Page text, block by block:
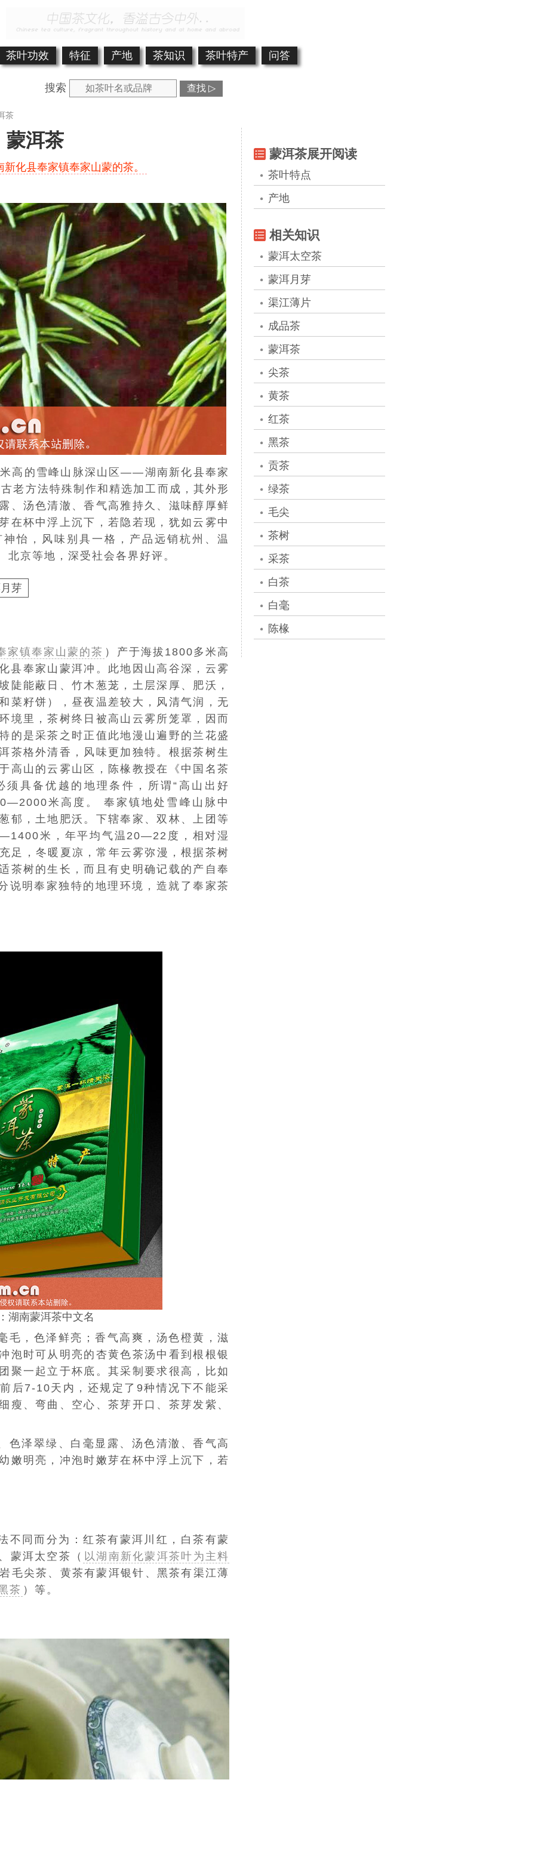
茶叶功效 特征 产地 茶知识 茶叶特产 问答
搜索 查找 ▷
茶
蒙洱茶
化县奉家镇奉家山蒙的茶。
高的雪峰山脉深山区——湖南新化县奉家
老方法特殊制作和精选加工而成，其外形
、汤色清澈、香气高雅持久、滋味醇厚鲜
在杯中浮上沉下，若隐若现，犹如云雾中
怡，风味别具一格，产品远销杭州、温
京等地，深受社会各界好评。
芽
家镇奉家山蒙的茶 ）产于海拔1800多米高
县奉家山 蒙洱冲。此地因山高谷深，云雾
陡能蔽日、竹木葱茏，土层深厚、肥沃，
菜籽饼），昼夜温差较大，风清气润，无
境里，茶树终日被高山云雾所笼罩，因而
的是采茶之时正值此地漫山遍野的兰花盛
茶格外清香，风味更加独特。根据茶树生
高山的云雾山区，
陈椽 教授在《中国名茶
具备优越的地理条件，所谓“高山出好
米高度。 奉家镇地处雪峰山脉中
郁，土地肥沃。下辖奉家、双林、上团等
米，年平均 气温 20—22度，相对湿
足，冬暖夏凉，常年云雾弥漫，根据茶树
茶树的生长，而且有史明确记载的产自奉
说明奉家独特的地理环境，造就了奉家茶
湖南蒙洱茶中文名
毛，色泽鲜亮；香气高爽，汤色橙黄，滋
泡时可从明亮的杏黄色茶汤中看到根根银
聚一起立于杯底。其采制要求很高，比如
后7-10天内，还规定了9种情况下不能采
瘦、弯曲、空心、茶芽开口、茶芽发紫、
色泽翠绿、白毫显露、汤色清澈、香气高
嫩明亮，冲泡时嫩芽在杯中浮上沉下，若
不同而分为：红茶有蒙洱川红， 白茶有蒙
蒙洱太空茶（ 以湖南新化蒙洱茶叶为主料
毛尖茶、黄茶有蒙洱银针 、黑茶有渠江薄
茶 ） 等。
蒙洱茶展开阅读
茶叶特点
产地
相关知识
蒙洱太空茶
蒙洱月芽
渠江薄片
成品茶
蒙洱茶
尖茶
黄茶
红茶
黑茶
贡茶
绿茶
毛尖
茶树
采茶
白茶
白毫
陈椽